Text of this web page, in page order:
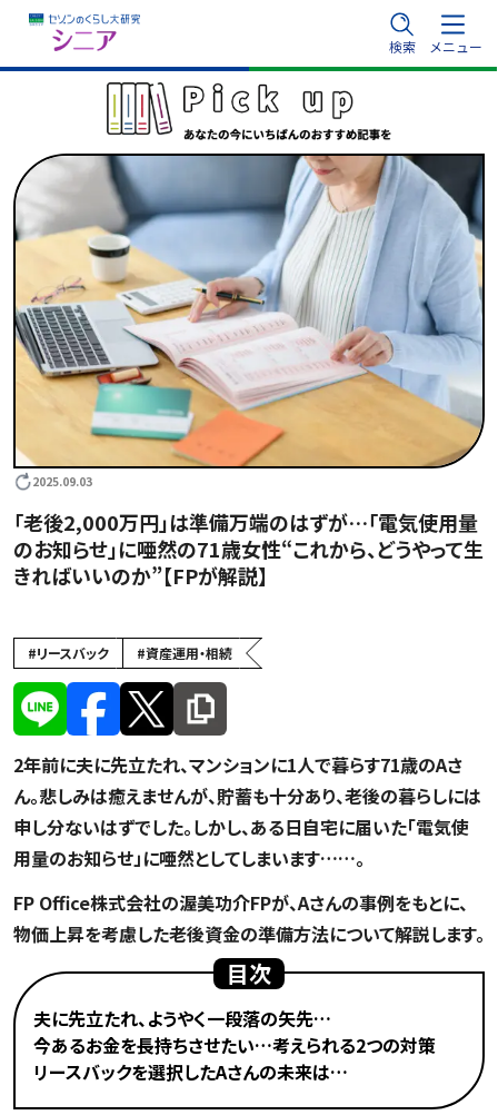
容
プ
検索 メニュー
2025.09.03
「老後2,000万円」は準備万端のはずが…「電気使用量
のお知らせ」に唖然の71歳女性“これから、どうやって生
きればいいのか”【FPが解説】
#リースバック #資産運用・相続
2年前に夫に先立たれ、マンションに1人で暮らす71歳のAさ
ん。悲しみは癒えませんが、貯蓄も十分あり、老後の暮らしには
申し分ないはずでした。しかし、ある日自宅に届いた「電気使
用量のお知らせ」に唖然としてしまいます……。
FP Office株式会社の渥美功介FPが、Aさんの事例をもとに、
物価上昇を考慮した老後資金の準備方法について解説します。
目次
夫に先立たれ、ようやく一段落の矢先…
今あるお金を長持ちさせたい…考えられる2つの対策
リースバックを選択したAさんの未来は…